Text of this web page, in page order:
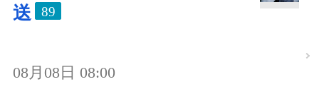
送
89
08月08日 08:00